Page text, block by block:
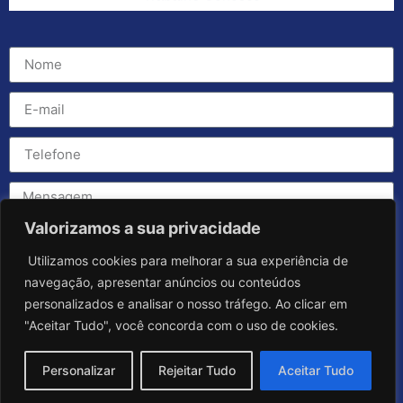
Valorizamos a sua privacidade
Utilizamos cookies para melhorar a sua experiência de
navegação, apresentar anúncios ou conteúdos
personalizados e analisar o nosso tráfego. Ao clicar em
"Aceitar Tudo", você concorda com o uso de cookies.
Personalizar Rejeitar Tudo Aceitar Tudo
Enviar